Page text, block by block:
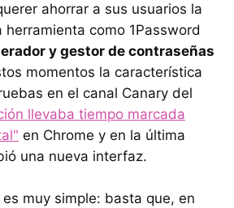
ahorrar a sus usuarios la
como 1Password
y gestor de contraseñas
momentos la característica
en el canal Canary del
llevaba tiempo marcada
en Chrome y en la última
una nueva interfaz.
muy simple: basta que, en